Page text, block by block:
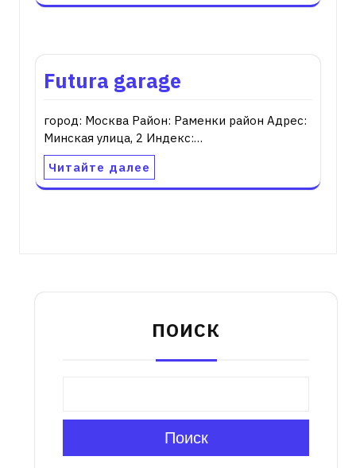
Futura garage
город: Москва Район: Раменки район Адрес:
Минская улица, 2 Индекс:…
Читайте далее
ПОИСК
Поиск